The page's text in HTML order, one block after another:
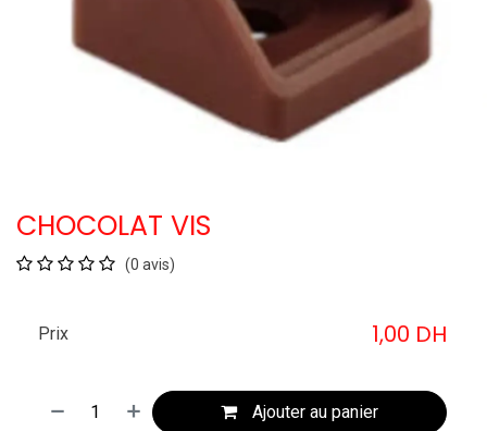
CHOCOLAT VIS
(0 avis)
Ajouter au panier
Prix 1,00 DH